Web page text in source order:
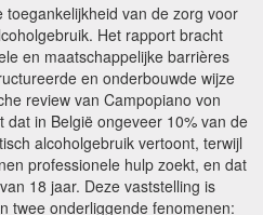
toegankelijkheid van de zorg voor
Het rapport bracht
en maatschappelijke barrières
en onderbouwde wijze
review van Campopiano von
dat in België ongeveer 10% van de
alcoholgebruik vertoont, terwijl
professionele hulp zoekt, en dat
18 jaar. Deze vaststelling is
twee onderliggende fenomenen: